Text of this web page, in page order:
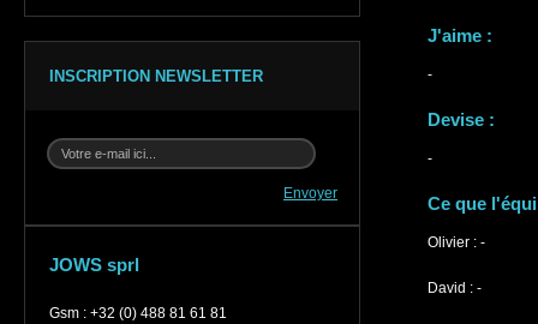
INSCRIPTION NEWSLETTER
Envoyer
JOWS sprl
Gsm : +32 (0) 488 81 61 81
J'aime :
-
Devise :
-
Ce que
Olivier : -
David : -